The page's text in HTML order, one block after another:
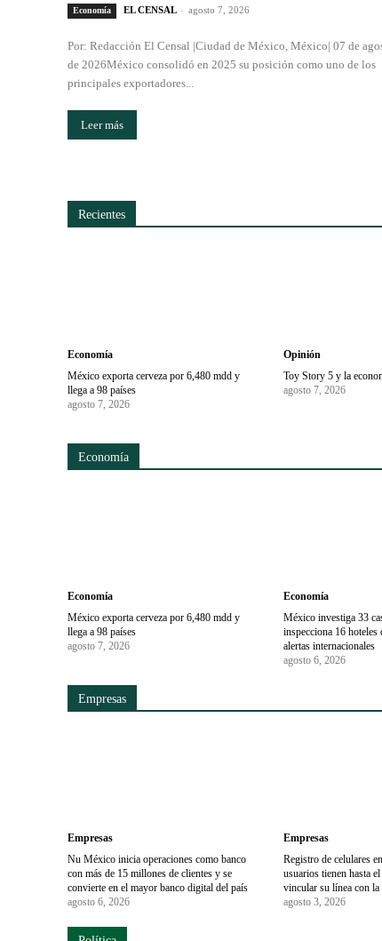
Economía EL CENSAL - agosto 7, 2026
Por: Redacción El Censal |Ciudad de México, México| 07 de
de 2026México consolidó en 2025 su posición como uno de los
principales exportadores...
Leer más
Recientes
Economía
México exporta cerveza por 6,480 mdd y
llega a 98 países
agosto 7, 2026
Opinión
Toy Story 5 y la
agosto 7, 2026
Economía
Economía
México exporta cerveza por 6,480 mdd y
llega a 98 países
agosto 7, 2026
Economía
México investiga 33
inspecciona 16
alertas internacionales
agosto 6, 2026
Empresas
Empresas
Nu México inicia operaciones como banco
con más de 15 millones de clientes y se
convierte en el mayor banco digital del país
agosto 6, 2026
Empresas
Registro de celulares
usuarios tienen hasta
vincular su línea con
agosto 3, 2026